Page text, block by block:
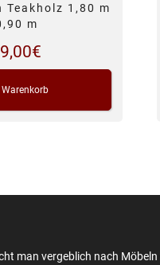
Teakholz 1,80 m
m
€
Warenkorb
man vergeblich nach